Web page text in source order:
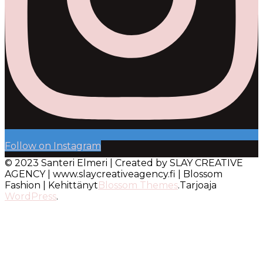
Follow on Instagram
© 2023 Santeri Elmeri | Created by SLAY CREATIVE
AGENCY | www.slaycreativeagency.fi | Blossom
Fashion | KehittänytBlossom Themes.Tarjoaja
WordPress.